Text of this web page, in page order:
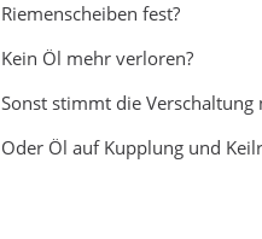
Riemenscheiben fest?
Kein Öl mehr verloren?
Sonst stimmt die
Oder Öl auf Kupplung und